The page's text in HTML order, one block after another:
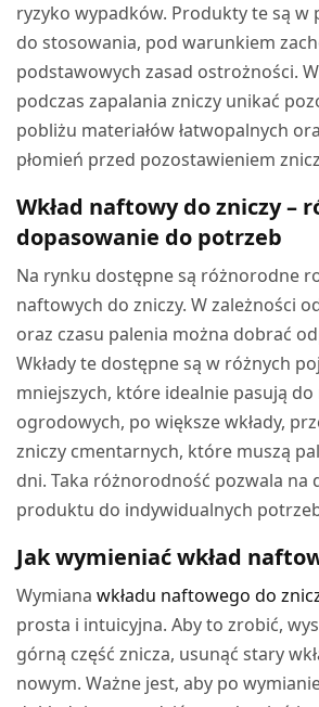
ryzyko wypadków. Produkty te są w
do stosowania, pod warunkiem
podstawowych zasad ostrożności.
podczas zapalania zniczy unikać
pobliżu materiałów łatwopalnych
płomień przed pozostawieniem
Wkład naftowy do zniczy –
dopasowanie do potrzeb
Na rynku dostępne są różnorodne
naftowych do zniczy. W zależności
oraz czasu palenia można dobrać
Wkłady te dostępne są w różnych
mniejszych, które idealnie pasują
ogrodowych, po większe wkłady,
zniczy cmentarnych, które muszą
dni. Taka różnorodność pozwala na
produktu do indywidualnych
Jak wymieniać wkład
Wymianawkładu naftowego do
prosta i intuicyjna. Aby to zrobić,
górną część znicza, usunąć stary
nowym. Ważne jest, aby po